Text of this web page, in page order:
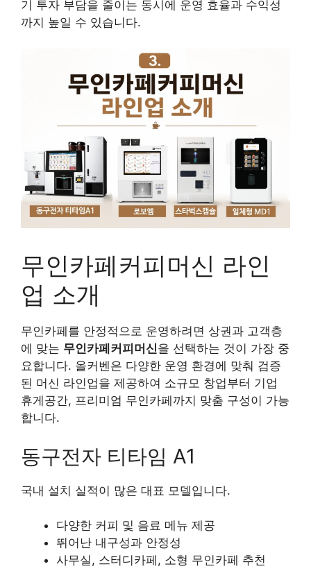
기 투자 부담을 줄이는 동시에 운영 효율과 수익성
까지 높일 수 있습니다.
무인카페커피머신 라인
업 소개
무인카페를 안정적으로 운영하려면 상권과 고객층
에 맞는 무인카페커피머신을 선택하는 것이 가장 중
요합니다. 올커벤은 다양한 운영 환경에 맞춰 검증
된 머신 라인업을 제공하여 소규모 창업부터 기업
휴게공간, 프리미엄 무인카페까지 맞춤 구성이 가능
합니다.
동구전자 티타임 A1
국내 설치 실적이 많은 대표 모델입니다.
다양한 커피 및 음료 메뉴 제공
뛰어난 내구성과 안정성
사무실, 스터디카페, 소형 무인카페 추천